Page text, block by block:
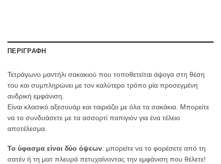
ΠΕΡΙΓΡΑΦΉ
Τετράγωνο μαντήλι σακακιού που τοποθετείται άψογα στη θέση
του και συμπληρώνει με τον καλύτερο τρόπο μία προσεγμένη
ανδρική εμφάνιση.
Είναι κλασικό αξεσουάρ και ταιριάζει με όλα τα σακάκια. Μπορείτε
να το συνδυάσετε με τα ασσορτί παπιγιόν για ένα τέλειο
αποτέλεσμα.
Το ύφασμα είναι δύο όψεων: μπορείτε να το φορέσετε από τη
σατέν ή τη ματ πλευρά πετυχαίνοντας την εμφάνιση που θέλετε!